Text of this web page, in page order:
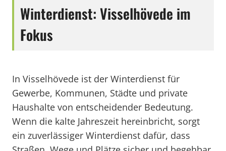
Winterdienst: Visselhövede im
Fokus
In Visselhövede ist der Winterdienst für
Gewerbe, Kommunen, Städte und private
Haushalte von entscheidender Bedeutung.
Wenn die kalte Jahreszeit hereinbricht, sorgt
ein zuverlässiger Winterdienst dafür, dass